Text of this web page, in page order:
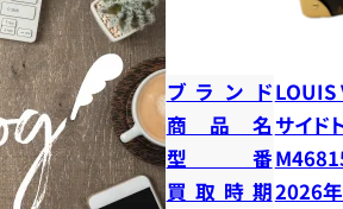
ブランドLOUIS
商品名 サイド
型番
買取時期2026